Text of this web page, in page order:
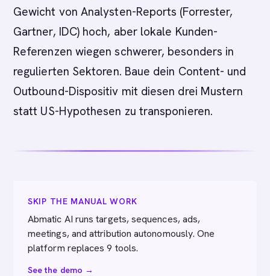
Gewicht von Analysten-Reports (Forrester,
Gartner, IDC) hoch, aber lokale Kunden-
Referenzen wiegen schwerer, besonders in
regulierten Sektoren. Baue dein Content- und
Outbound-Dispositiv mit diesen drei Mustern
statt US-Hypothesen zu transponieren.
SKIP THE MANUAL WORK
Abmatic AI runs targets, sequences, ads,
meetings, and attribution autonomously. One
platform replaces 9 tools.
See the demo →